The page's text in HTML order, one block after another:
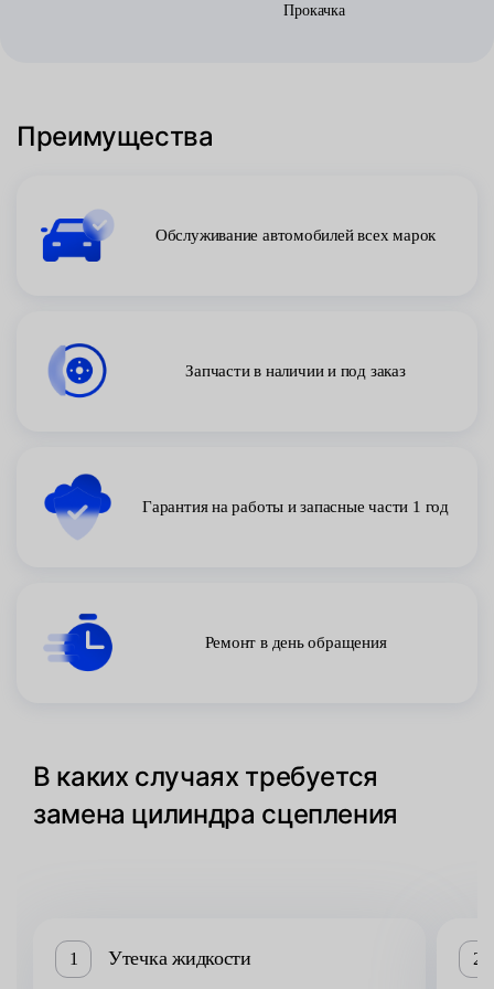
Прокачка
Преимущества
Обслуживание автомобилей всех марок
Запчасти в наличии и под заказ
Гарантия на работы и запасные части 1 год
Ремонт в день обращения
В каких случаях требуется
замена цилиндра сцепления
1 Утечка жидкости 2